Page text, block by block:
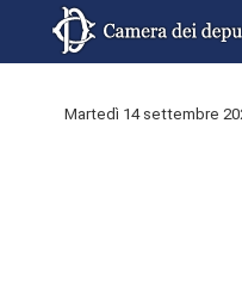
Martedì 14 settembre